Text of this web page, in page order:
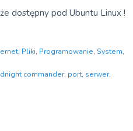
dostępny pod Ubuntu Linux !
, Pliki, Programowanie, System,
commander, port, serwer,